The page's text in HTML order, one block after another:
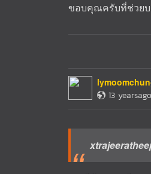
ขอบคุณครับที่ช่วยบ
13 yearsago